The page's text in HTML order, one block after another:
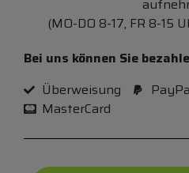
(MO-DO 8-17, FR 8-15
Bei uns können Sie
Überweisung
MasterCard